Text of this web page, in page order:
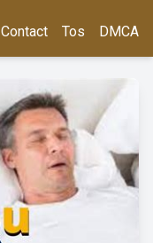
Contact Tos DMCA